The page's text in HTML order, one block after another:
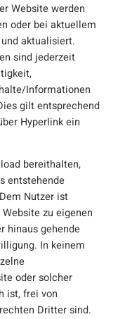
Website werden
oder bei aktuellem
aktualisiert.
sind jederzeit
Informationen
gilt entsprechend
Hyperlink ein
bereithalten,
entstehende
Nutzer ist
zu eigenen
hinaus gehende
In keinem
oder solcher
ist, frei von
Dritter sind.